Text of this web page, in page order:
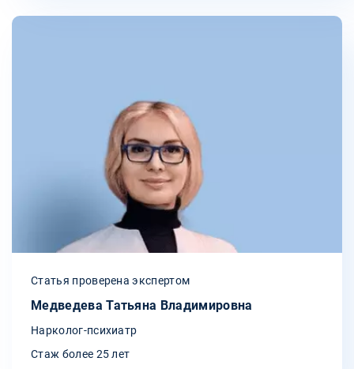
Статья проверена экспертом
Медведева Татьяна Владимировна
Нарколог-психиатр
Стаж более 25 лет